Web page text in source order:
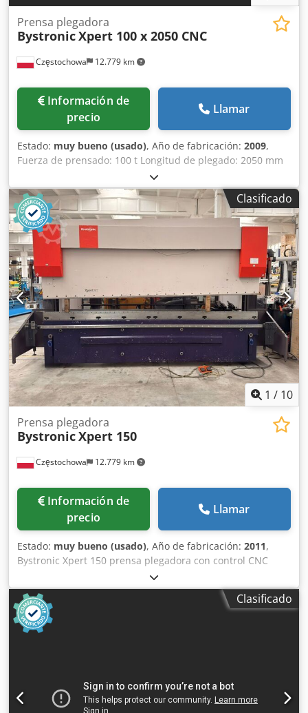
Częstochowa 12.779 km
Prensa plegadora
BystronicXpert 100 x 2050 CNC
Información de
precio
Llamar
Estado: muy bueno (usado), Año de fabricación: 2009,
Fuerza de prensado: 100 t Longitud de plegado: 2050 mm
Djdozclczspfx Amhskr Carrera: 215 mm Altura de apertura:
500 mm Alcance: 400 mm Distancia entre columnas: 1700
mm Topes traseros: X-R-Z Potencia del motor: 7,5 kW Peso:
7400 kg Año de fabricación: 2009
Clasificado
1 / 10
Częstochowa 12.779 km
Prensa plegadora
BystronicXpert 150
Información de
precio
Llamar
Estado: muy bueno (usado), Año de fabricación: 2011,
Bystronic Xpert 150 prensa plegadora con control CNC
Bystronic, Longitud de plegado: 4100 mm, fuerza máx.:
1500 kN, recorrido máx.: 215 mm, Dksdpfjyrnfdox Amhor
topescos automáticos, Sistema láser Bystronic Fast Bend.
Número de serie: 11530057 (2011). Peso de la máquina:
11.800 kg. País de origen: Alemania. Ejes: Y –
1 x Z – avance manual
Clasificado